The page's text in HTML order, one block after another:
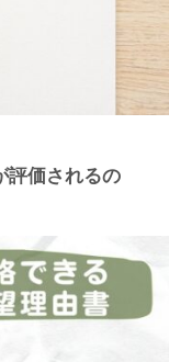
評価されるの